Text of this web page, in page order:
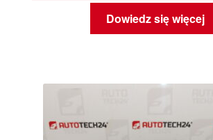
Dowiedz się więcej